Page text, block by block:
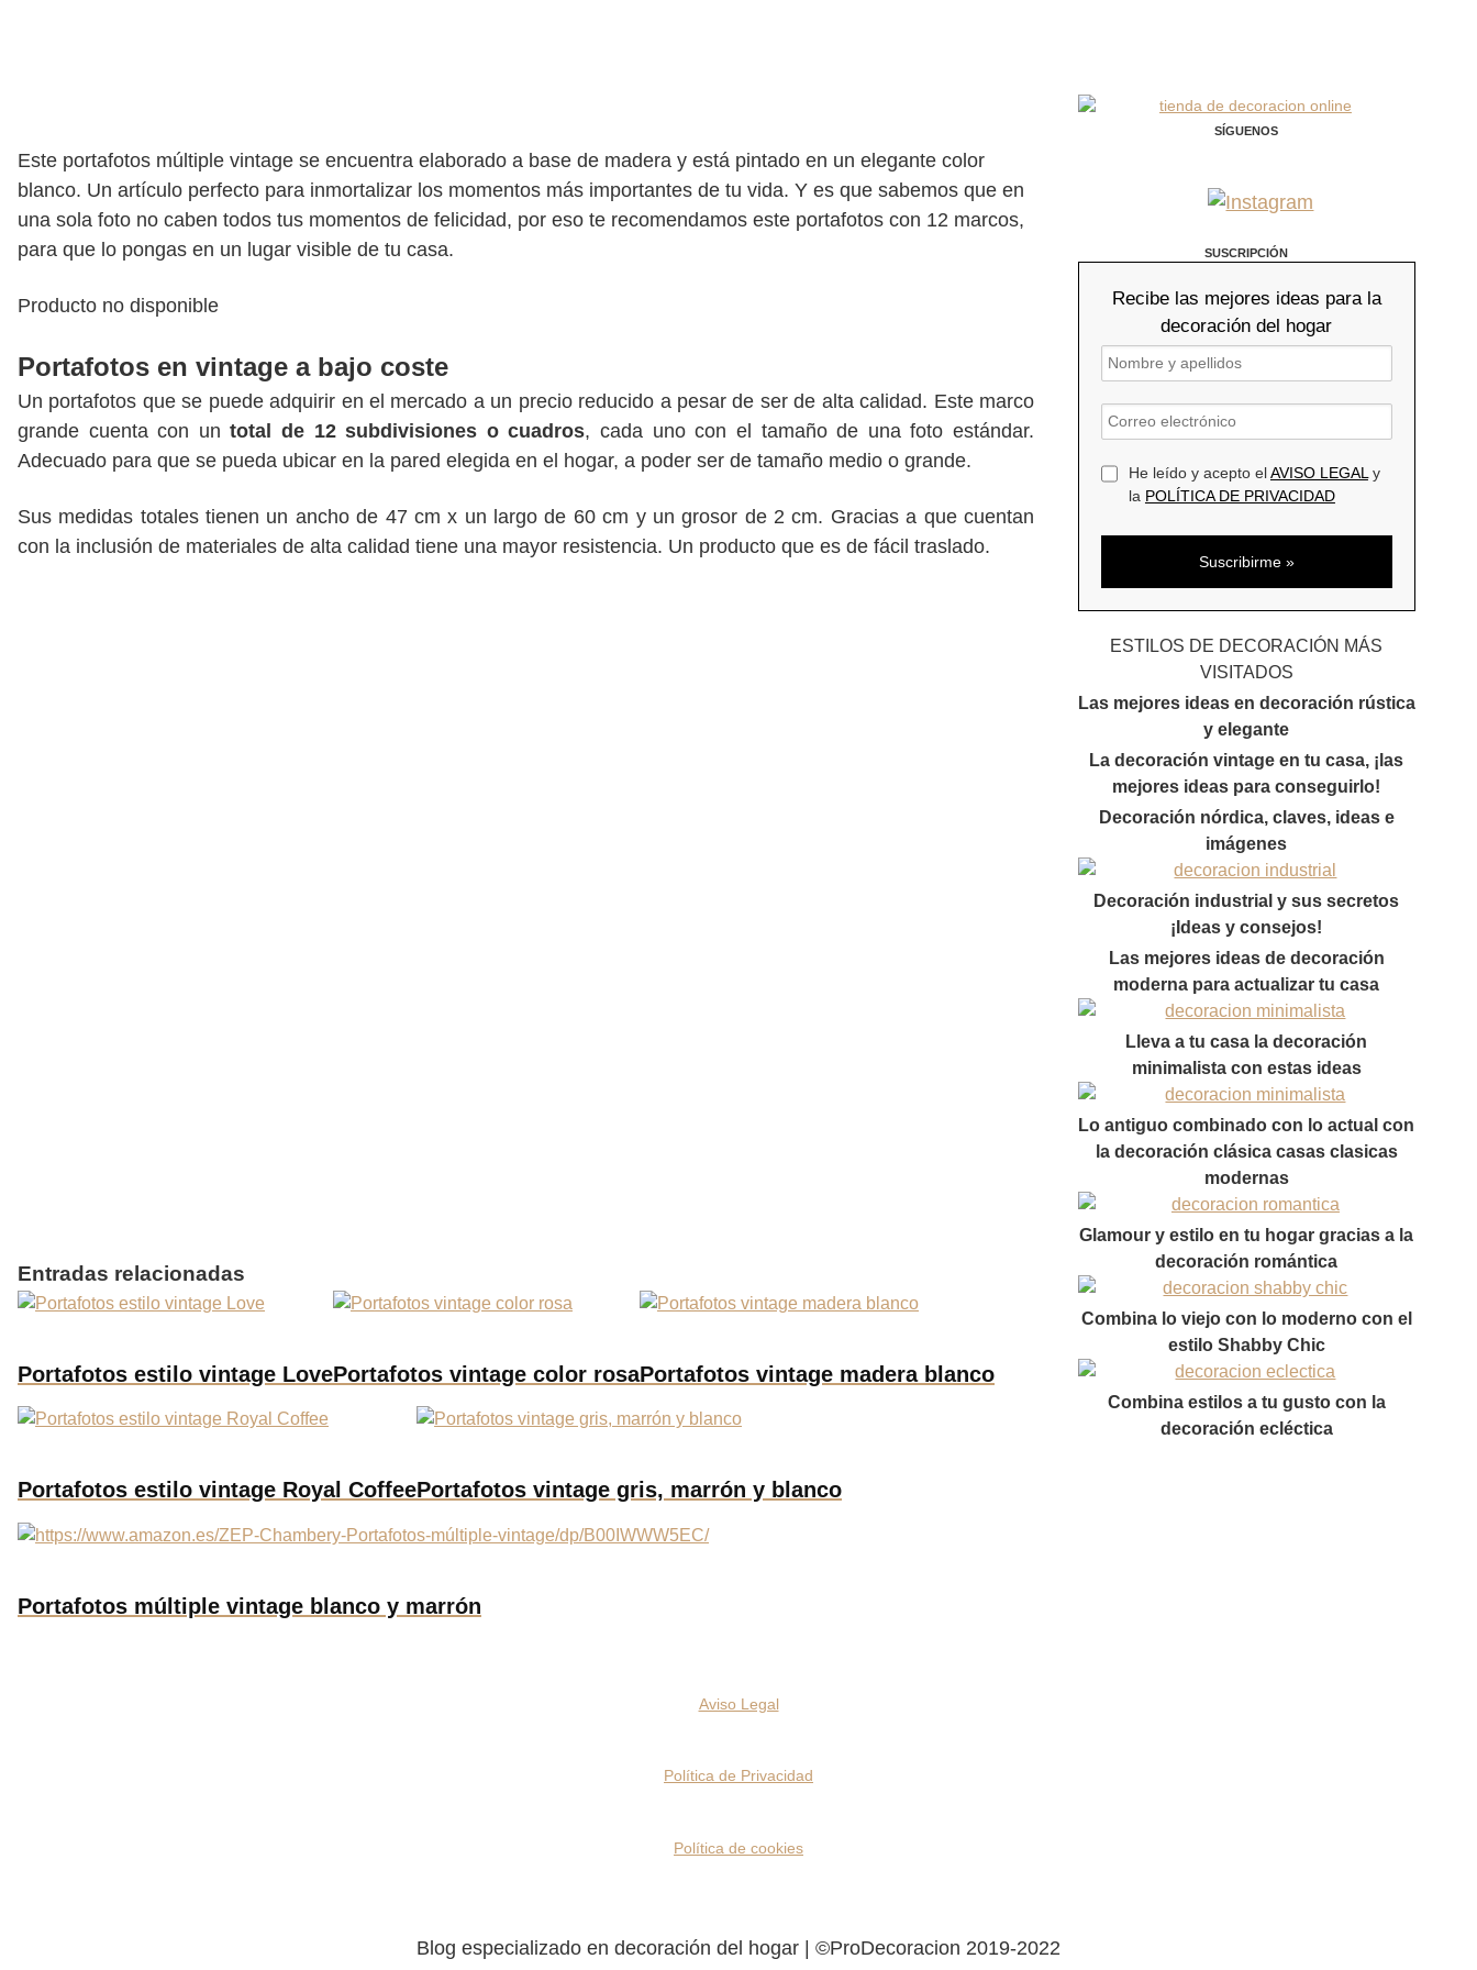
Este portafotos múltiple vintage se encuentra elaborado a base de madera y está pintado en un elegante color
blanco. Un artículo perfecto para inmortalizar los momentos más importantes de tu vida. Y es que sabemos que en
una sola foto no caben todos tus momentos de felicidad, por eso te recomendamos este portafotos con 12 marcos,
para que lo pongas en un lugar visible de tu casa.
Producto no disponible
Portafotos en vintage a bajo coste
Un portafotos que se puede adquirir en el mercado a un precio reducido a pesar de ser de alta calidad. Este marco
grande cuenta con untotal de 12 subdivisiones o cuadros, cada uno con el tamaño de una foto estándar.
Adecuado para que se pueda ubicar en la pared elegida en el hogar, a poder ser de tamaño medio o grande.
Sus medidas totales tienen un ancho de 47 cm x un largo de 60 cm y un grosor de 2 cm. Gracias a que cuentan
con la inclusión de materiales de alta calidad tiene una mayor resistencia. Un producto que es de fácil traslado.
Entradas relacionadas
Portafotos estilo vintage LovePortafotos vintage color rosaPortafotos vintage madera blanco
Portafotos estilo vintage Royal CoffeePortafotos vintage gris, marrón y blanco
Portafotos múltiple vintage blanco y marrón
SÍGUENOS
SUSCRIPCIÓN
Recibe las mejores ideas para la
decoración del hogar
He leído y acepto elAVISO LEGAL y
la POLÍTICA DE PRIVACIDAD
ESTILOS DE DECORACIÓN MÁS
VISITADOS
Las mejores ideas en decoración rústica
y elegante
La decoración vintage en tu casa, ¡las
mejores ideas para conseguirlo!
Decoración nórdica, claves, ideas e
imágenes
Decoración industrial y sus secretos
¡Ideas y consejos!
Las mejores ideas de decoración
moderna para actualizar tu casa
Lleva a tu casa la decoración
minimalista con estas ideas
Lo antiguo combinado con lo actual con
la decoración clásica casas clasicas
modernas
Glamour y estilo en tu hogar gracias a la
decoración romántica
Combina lo viejo con lo moderno con el
estilo Shabby Chic
Combina estilos a tu gusto con la
decoración ecléctica
Aviso Legal
Política de Privacidad
Política de cookies
Blog especializado en decoración del hogar | ©ProDecoracion 2019-2022